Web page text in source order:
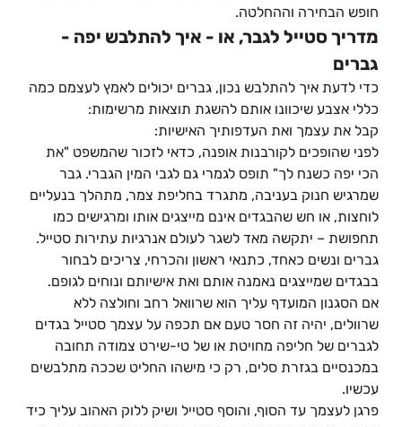
חופש הבחירה וההחלטה.
מדריך סטייל לגבר, או - איך להתלבש יפה -
גברים
כדי לדעת איך להתלבש נכון, גברים יכולים לאמץ לעצמם כמה
כללי אצבע שיכוונו אותם להשגת תוצאות מרשימות:
קבל את עצמך ואת העדפותיך האישיות:
לפני שהופכים לקורבנות אופנה, כדאי לזכור שהמשפט "את
הכי יפה כשנח לך" תופס לגמרי גם לגבי המין הגברי. גבר
שמרגיש חנוק בעניבה, מתגרד בחליפת צמר, מתהלך בנעליים
לוחצות, או חש שהבגדים אינם מייצגים אותו ומרגישים כמו
תחפושת – יתקשה מאד לשגר לעולם אנרגיות עתירות סטייל.
גברים ונשים כאחד, כתנאי ראשון והכרחי, צריכים לבחור
בבגדים שמייצגים נאמנה אותם ואת אישיותם ונוחים לגופם.
אם הסגנון המועדף עליך הוא שרוואל רחב וחולצה ללא
שרוולים, יהיה זה חסר טעם אם תכפה על עצמך סטייל בגדים
לגברים של חליפה מחויטת או של טי-שירט צמודה תחובה
במכנסיים בגזרת סלים, רק כי מישהו החליט שככה מתלבשים
עכשיו.
פרגן לעצמך עד הסוף, והוסף סטייל ושיק ללוק האהוב עליך כיד